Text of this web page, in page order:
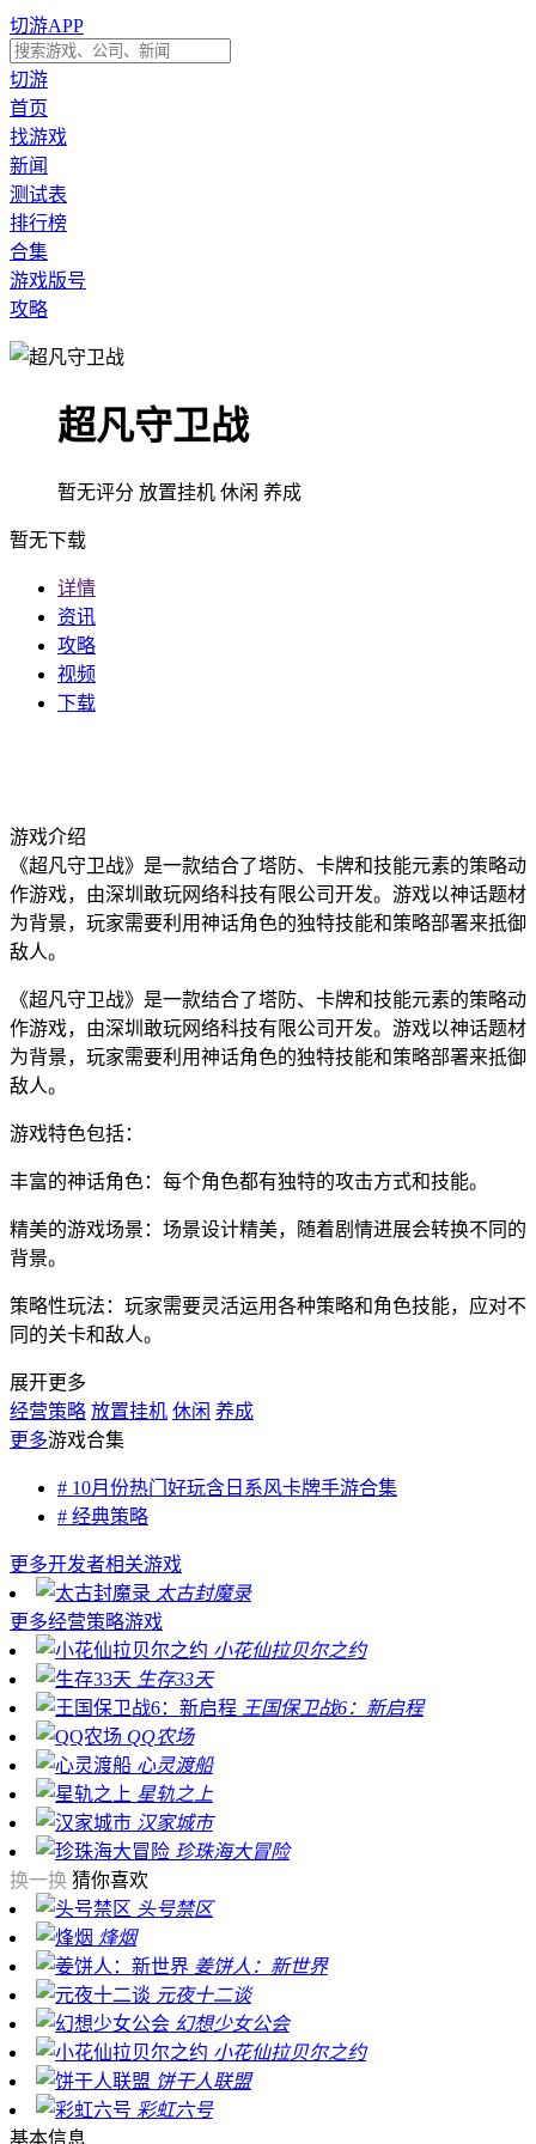
切游APP
切游
首页
找游戏
新闻
测试表
排行榜
合集
游戏版号
攻略
超凡守卫战
暂无评分 放置挂机 休闲 养成
暂无下载
详情
资讯
攻略
视频
下载
游戏介绍
《超凡守卫战》是一款结合了塔防、卡牌和技能元素的策略动
作游戏，由深圳敢玩网络科技有限公司开发。游戏以神话题材
为背景，玩家需要利用神话角色的独特技能和策略部署来抵御
敌人。
《超凡守卫战》是一款结合了塔防、卡牌和技能元素的策略动
作游戏，由深圳敢玩网络科技有限公司开发。游戏以神话题材
为背景，玩家需要利用神话角色的独特技能和策略部署来抵御
敌人。
游戏特色包括：
丰富的神话角色：每个角色都有独特的攻击方式和技能。
精美的游戏场景：场景设计精美，随着剧情进展会转换不同的
背景。
策略性玩法：玩家需要灵活运用各种策略和角色技能，应对不
同的关卡和敌人。
展开更多
经营策略 放置挂机 休闲 养成
更多游戏合集
# 10月份热门好玩含日系风卡牌手游合集
# 经典策略
更多开发者相关游戏
太古封魔录
更多经营策略游戏
小花仙拉贝尔之约
生存33天
王国保卫战6：新启程
QQ农场
心灵渡船
星轨之上
汉家城市
珍珠海大冒险
换一换 猜你喜欢
头号禁区
烽烟
姜饼人：新世界
元夜十二谈
幻想少女公会
小花仙拉贝尔之约
饼干人联盟
彩虹六号
基本信息